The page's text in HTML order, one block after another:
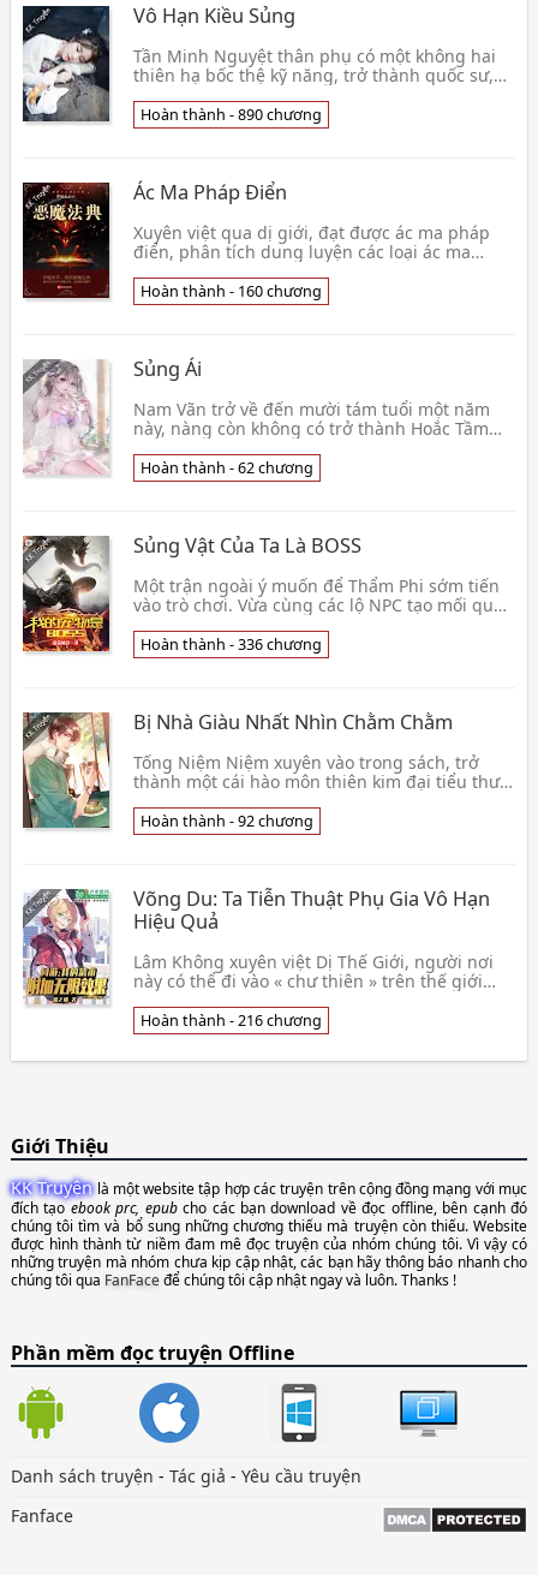
Vô Hạn Kiều Sủng
Tần Minh Nguyệt thân phụ có một không hai
thiên hạ bốc thệ kỹ năng, trở thành quốc sư,
thiếp hại👦 Huệ Tâm
Hoàn thành - 890 chương
Ác Ma Pháp Điển
Xuyên việt qua dị giới, đạt được ác ma pháp
điển, phân tích dung luyện các loại ác ma
Mộng Huyễn Thiên Tâm
Hoàn thành - 160 chương
Sủng Ái
Nam Vãn trở về đến mười tám tuổi một năm
này, nàng còn không có trở thành Hoắc Tầm
cùng thê thảm👦 Tinh Thần Lạp Lạp
Hoàn thành - 62 chương
Sủng Vật Của Ta Là BOSS
Một trận ngoài ý muốn để Thẩm Phi sớm tiến
vào trò chơi. Vừa cùng các lộ NPC tạo mối quan
Thẩ👦 Gia Cát Uyển Quân
Hoàn thành - 336 chương
Bị Nhà Giàu Nhất Nhìn Chằm Chằm
Tống Niệm Niệm xuyên vào trong sách, trở
thành một cái hào môn thiên kim đại tiểu thư.
quyền, còn x👦 Vãn Đình Phong
Hoàn thành - 92 chương
Võng Du: Ta Tiễn Thuật Phụ Gia Vô Hạn
Hiệu Quả
Lâm Không xuyên việt Dị Thế Giới, người nơi
này có thể đi vào « chư thiên » trên thế giới
phú.👦 Miêu Chi Quất
Hoàn thành - 216 chương
Giới Thiệu
KK Truyệnlà một website tập hợp các truyện trên cộng đồng mạng với mục
đích tạoebook prc, epubcho các bạn download về đọc offline, bên cạnh đó
chúng tôi tìm và bổ sung những chương thiếu mà truyện còn thiếu. Website
được hình thành từ niềm đam mê đọc truyện của nhóm chúng tôi. Vì vậy có
những truyện mà nhóm chưa kịp cập nhật, các bạn hãy thông báo nhanh cho
chúng tôi qua FanFaceđể chúng tôi cập nhật ngay và luôn. Thanks !
Phần mềm đọc truyện Offline
Danh sách truyện - Tác giả - Yêu cầu truyện
Fanface